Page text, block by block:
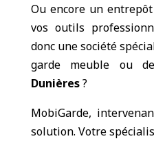
Ou encore un
vos outils
donc une société
garde meuble ou
Dunières?
MobiGarde,
solution. Votre